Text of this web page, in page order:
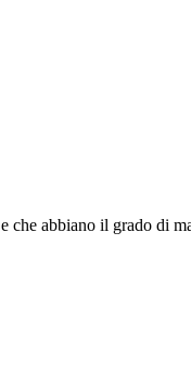
e che abbiano il grado di